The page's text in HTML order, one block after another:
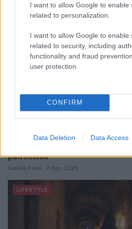
I want to allow Google to enable
related to personalization.
I want to allow Google to enable
related to security, including
functionality and fraud
user protection.
CONFIRM
Data Deletion Data Access
patrimonio
Camilla Fiore · 7 Ago 2026
LIFESTYLE